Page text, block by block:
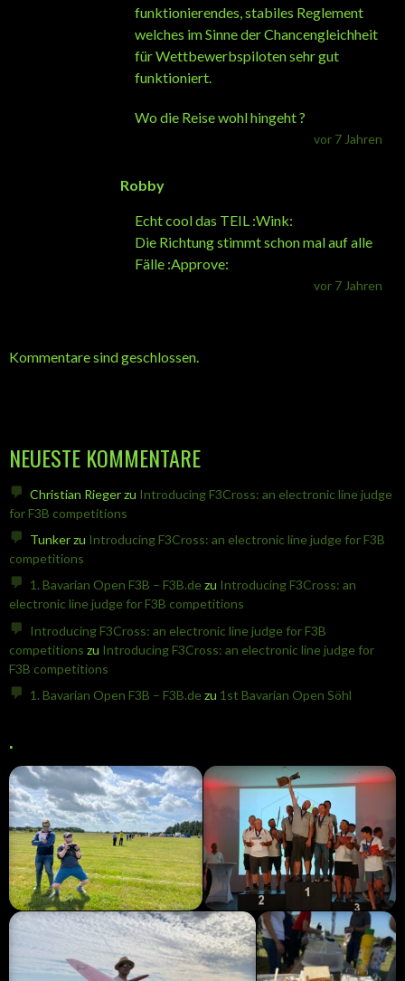
vor 7 Jahren
funktionierendes, stabiles Reglement
welches im Sinne der Chancengleichheit
für Wettbewerbspiloten sehr gut
funktioniert.
Wo die Reise wohl hingeht ?
Robby
vor 7 Jahren
Echt cool das TEIL :Wink:
Die Richtung stimmt schon mal auf alle
Fälle :Approve:
Kommentare sind geschlossen.
NEUESTE KOMMENTARE
Christian Riegerzu Introducing F3Cross: an electronic line judge
for F3B competitions
Tunkerzu Introducing F3Cross: an electronic line judge for F3B
competitions
1. Bavarian Open F3B – F3B.de zu Introducing F3Cross: an
electronic line judge for F3B competitions
Introducing F3Cross: an electronic line judge for F3B
competitions zu Introducing F3Cross: an electronic line judge for
F3B competitions
1. Bavarian Open F3B – F3B.de zu 1st Bavarian Open Söhl
.